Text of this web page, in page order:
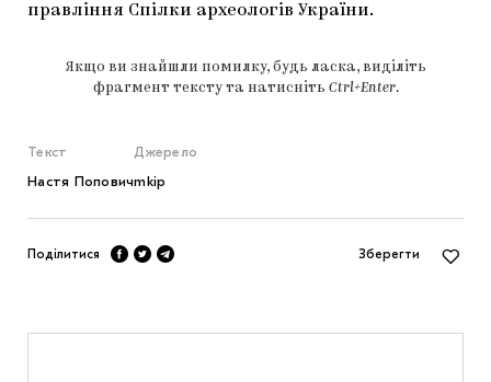
правління Спілки археологів України.
Якщо ви знайшли помилку, будь ласка, виділіть
фрагмент тексту та натисніть Ctrl+Enter.
Текст
Настя Попович
Джерело
mkip
Поділитися Зберегти